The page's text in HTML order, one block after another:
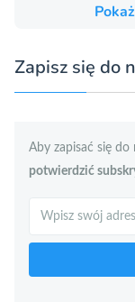
Zapisz się do
Aby zapisać się do
potwierdzić